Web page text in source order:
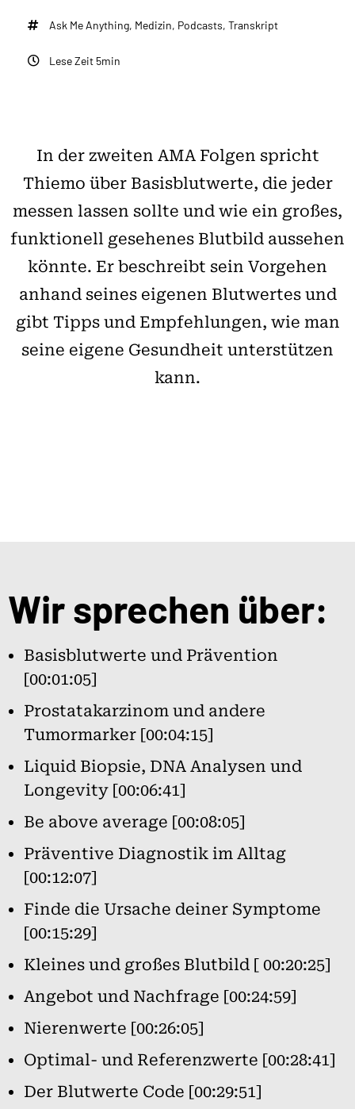
Ask Me Anything, Medizin, Podcasts, Transkript
Lese Zeit 5min
In der zweiten AMA Folgen spricht
Thiemo über Basisblutwerte, die jeder
messen lassen sollte und wie ein großes,
funktionell gesehenes Blutbild aussehen
könnte. Er beschreibt sein Vorgehen
anhand seines eigenen Blutwertes und
gibt Tipps und Empfehlungen, wie man
seine eigene Gesundheit unterstützen
kann.
Wir sprechen über:
Basisblutwerte und Prävention
[00:01:05]
Prostatakarzinom und andere
Tumormarker [00:04:15]
Liquid Biopsie, DNA Analysen und
Longevity [00:06:41]
Be above average [00:08:05]
Präventive Diagnostik im Alltag
[00:12:07]
Finde die Ursache deiner Symptome
[00:15:29]
Kleines und großes Blutbild [ 00:20:25]
Angebot und Nachfrage [00:24:59]
Nierenwerte [00:26:05]
Optimal- und Referenzwerte [00:28:41]
Der Blutwerte Code [00:29:51]